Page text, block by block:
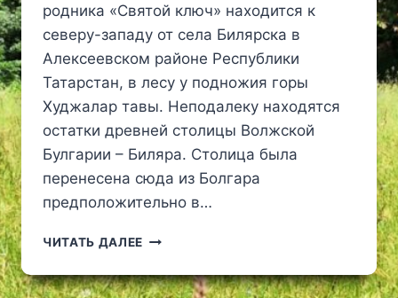
родника «Святой ключ» находится к
северу-западу от села Билярска в
Алексеевском районе Республики
Татарстан, в лесу у подножия горы
Худжалар тавы. Неподалеку находятся
остатки древней столицы Волжской
Булгарии – Биляра. Столица была
перенесена сюда из Болгара
предположительно в…
ЧИТАТЬ ДАЛЕЕ АРХИТЕКТУРНО-
КОМПЛЕКС
РОДНИКА